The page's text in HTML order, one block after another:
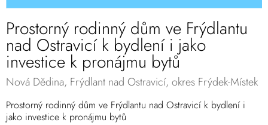
Prostorný rodinný dům ve Frýdlantu
nad Ostravicí k bydlení i jako
investice k pronájmu bytů
Nová Dědina, Frýdlant nad Ostravicí, okres Frýdek-Místek
Prostorný rodinný dům ve Frýdlantu nad Ostravicí k bydlení i
jako investice k pronájmu bytů